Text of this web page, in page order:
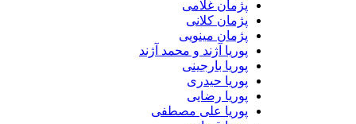
پژمان غلامی
پژمان کلانی
پژمان مینویی
پوریا آژند و محمد آژند
پوریا بارجینی
پوریا حیدری
پوریا رضایی
پوریا علی مصطفی